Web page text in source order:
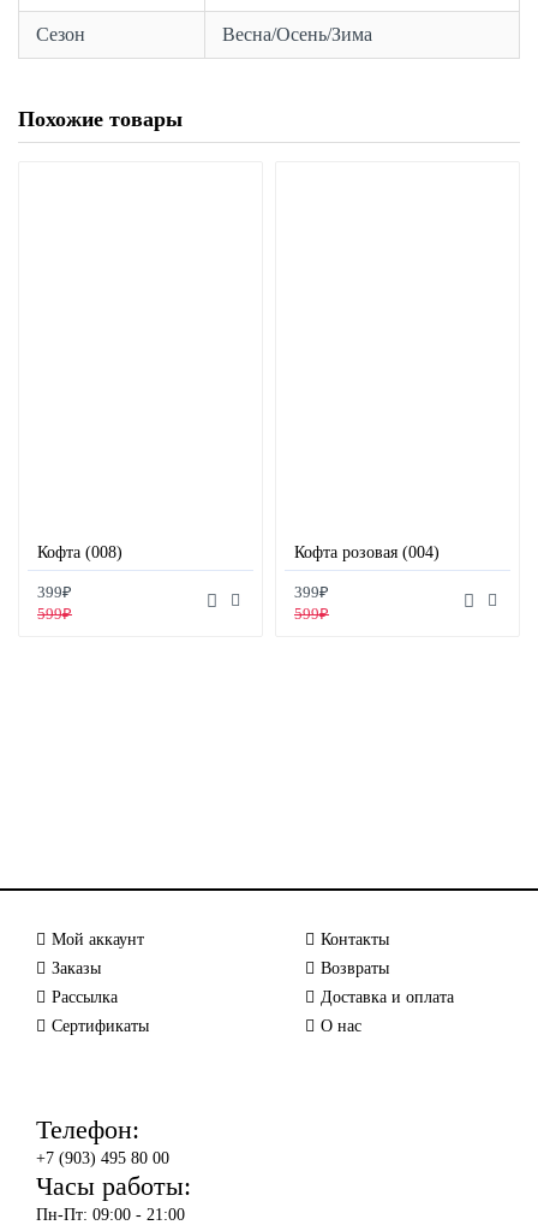
Сезон Весна/Осень/Зима
Похожие товары
Кофта (008)
399₽
599₽
Кофта розовая (004)
399₽
599₽
Мой аккаунт
Заказы
Рассылка
Сертификаты
Контакты
Возвраты
Доставка и оплата
О нас
Телефон:
+7 (903) 495 80 00
Часы работы:
Пн-Пт: 09:00 - 21:00